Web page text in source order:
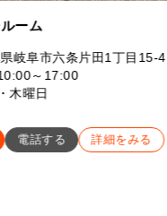
ーム
岐阜市六条片田1丁目15-4
～17:00
木曜日
電話する 詳細をみる